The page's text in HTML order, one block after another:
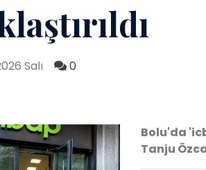
Salı 0
Bolu'da
Tanju